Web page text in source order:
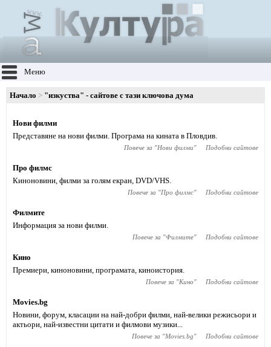
Меню
Начало "изкуства" - сайтове с тази ключова дума
Нови филми
Представяне на нови филми. Програма на кината в Пловдив.
Повече за "Нови филми" Подобни сайтове
Про филмс
Киноновини, филми за голям екран, DVD/VHS.
Повече за "Про филмс" Подобни сайтове
Филмите
Информация за нови филми.
Повече за "Филмите" Подобни сайтове
Кино
Премиери, киноновини, програмата, киноистория.
Повече за "Кино" Подобни сайтове
Movies.bg
Новини, форум, класации на най-добри филми, най-велики режисьори и
актьори, най-известни цитати и филмови музики...
Повече за "Movies.bg" Подобни сайтове